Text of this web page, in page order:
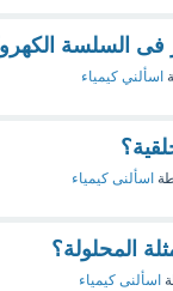
السلسة
اسألني كيمياء
اسألنى كيمياء
المحلولة؟
اسألنى كيمياء